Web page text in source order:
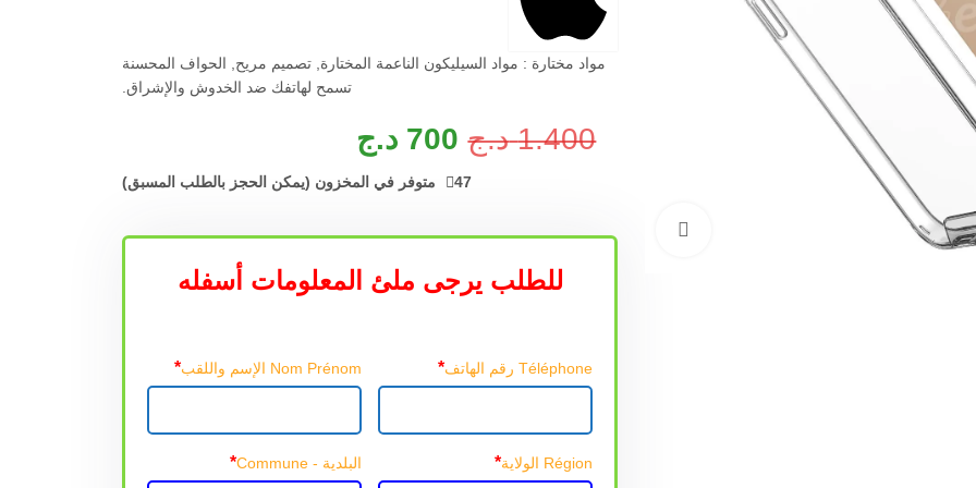
مواد مختارة : مواد السيليكون الناعمة المختارة, تصميم مريح, الحواف المحسنة
تسمح لهاتفك ضد الخدوش والإشراق.
1.400 د.ج 700 د.ج
47 متوفر في المخزون (يمكن الحجز بالطلب المسبق)
للطلب يرجى ملئ المعلومات أسفله
Téléphone رقم الهاتف * Nom Prénom الإسم واللقب *
Région الولاية * البلدية - Commune
*